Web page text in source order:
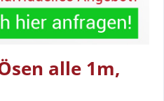
alle 1m,